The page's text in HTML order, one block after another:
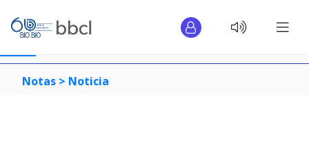
Notas > Noticia